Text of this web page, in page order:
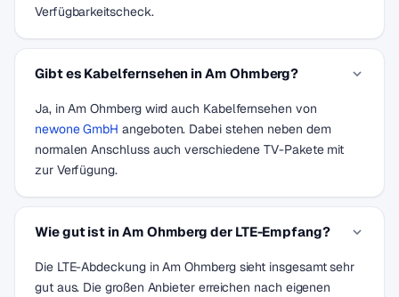
Verfügbarkeitscheck.
Gibt es Kabelfernsehen in Am Ohmberg?
Ja, in Am Ohmberg wird auch Kabelfernsehen von
newone GmbH angeboten. Dabei stehen neben dem
normalen Anschluss auch verschiedene TV-Pakete mit
zur Verfügung.
Wie gut ist in Am Ohmberg der LTE-Empfang?
Die LTE-Abdeckung in Am Ohmberg sieht insgesamt sehr
gut aus. Die großen Anbieter erreichen nach eigenen